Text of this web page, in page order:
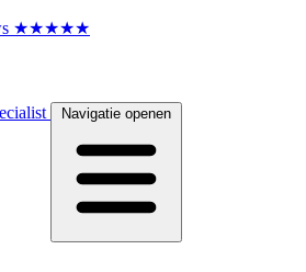
★★★★★
Navigatie openen